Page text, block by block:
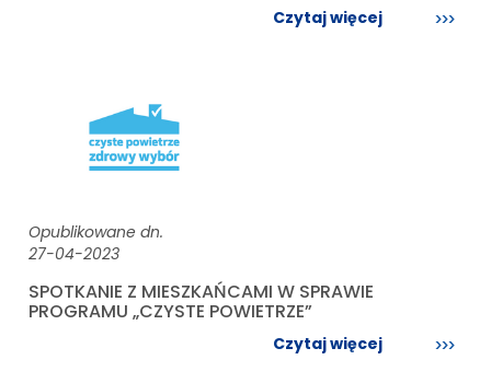
Czytaj więcej
Opublikowane dn.
27-04-2023
SPOTKANIE Z MIESZKAŃCAMI W SPRAWIE
PROGRAMU „CZYSTE POWIETRZE”
Czytaj więcej